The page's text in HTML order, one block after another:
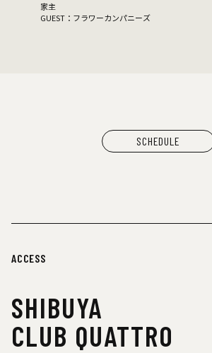
家主
GUEST：フラワーカンパニーズ
SCHEDULE
ACCESS
SHIBUYA
CLUB QUATTRO